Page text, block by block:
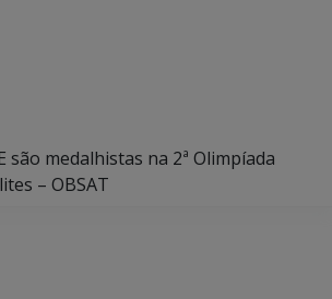
são medalhistas na 2ª Olimpíada
– OBSAT